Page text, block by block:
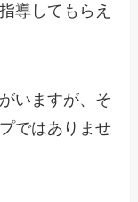
導してもらえ
いますが、そ
ではありませ